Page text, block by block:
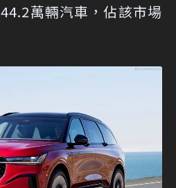
萬輛汽車，佔該市場